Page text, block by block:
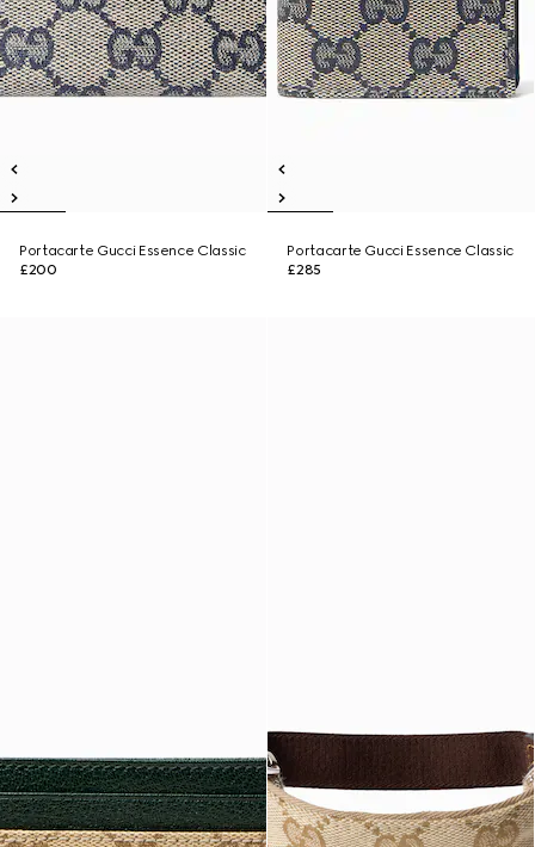
Portacarte Gucci Essence Classic
£200
Portacarte Gucci Essence Classic
£285